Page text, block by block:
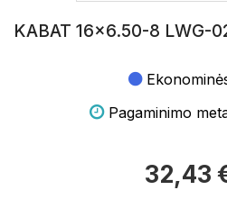
KABAT 16x6.50-8 LWG-
Pagaminimo
32,43